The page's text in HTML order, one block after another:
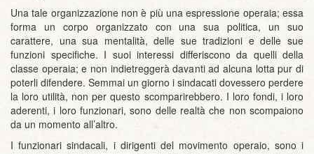
Una tale organizzazione non è più una espressione operaia; essa
forma un corpo organizzato con una sua politica, un suo
carattere, una sua mentalità, delle sue tradizioni e delle sue
funzioni specifiche. I suoi interessi differiscono da quelli della
classe operaia; e non indietreggerà davanti ad alcuna lotta pur di
poterli difendere. Semmai un giorno i sindacati dovessero perdere
la loro utilità, non per questo scomparirebbero. I loro fondi, i loro
aderenti, i loro funzionari, sono delle realtà che non scompaiono
da un momento all’altro.
I funzionari sindacali, i dirigenti del movimento operaio, sono i